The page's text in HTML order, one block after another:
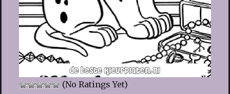
(No Ratings Yet)